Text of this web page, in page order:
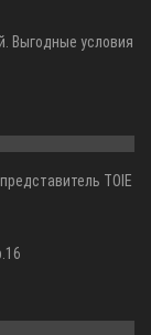
Выгодные условия
TOIE